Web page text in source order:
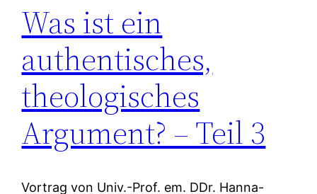
Was ist ein
authentisches,
theologisches
Argument? – Teil 3
Vortrag von Univ.-Prof. em. DDr. Hanna-